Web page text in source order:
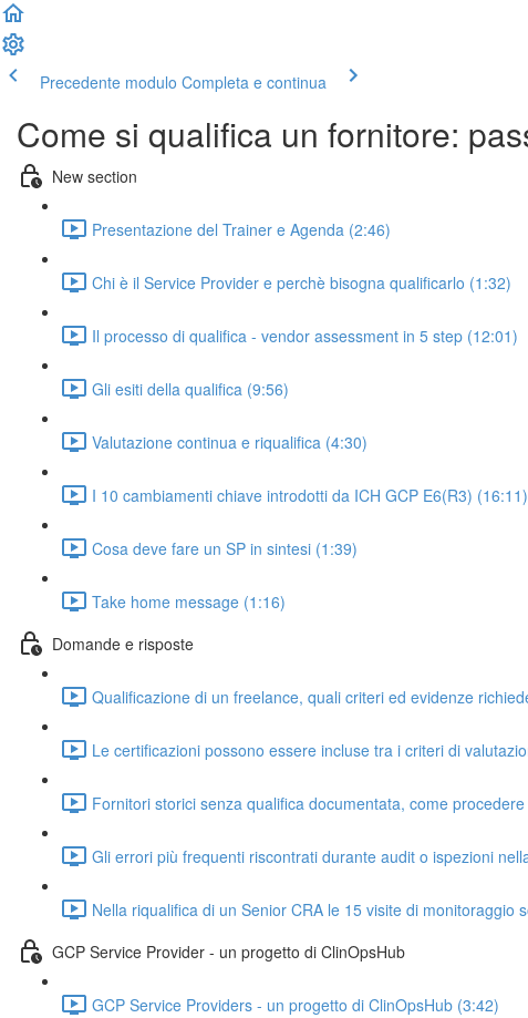
Precedente modulo Completa e continua
Come si qualifica un fornitore:
New section
Presentazione del Trainer e Agenda (2:46)
Chi è il Service Provider e perchè bisogna qualificarlo (1:32)
Il processo di qualifica - vendor assessment in 5 step (12:01)
Gli esiti della qualifica (9:56)
Valutazione continua e riqualifica (4:30)
I 10 cambiamenti chiave introdotti da ICH GCP E6(R3) (16:11)
Cosa deve fare un SP in sintesi (1:39)
Take home message (1:16)
Domande e risposte
Qualificazione di un freelance, quali criteri ed evidenze
Le certificazioni possono essere incluse tra i criteri di
Fornitori storici senza qualifica documentata, come
Gli errori più frequenti riscontrati durante audit o ispezioni
Nella riqualifica di un Senior CRA le 15 visite di monitoraggio
GCP Service Provider - un progetto di ClinOpsHub
GCP Service Providers - un progetto di ClinOpsHub (3:42)